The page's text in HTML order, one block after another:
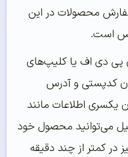
محصولات در این
است.
پی دی اف یا کلیپ‌های
کدپستی و آدرس
یکسری اطلاعات مانند
می‌توانید محصول خود
در کمتر از چند دقیقه